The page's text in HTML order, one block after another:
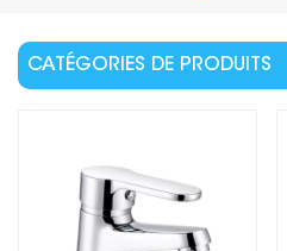
CATÉGORIES DE PRODUITS